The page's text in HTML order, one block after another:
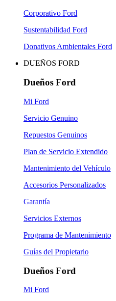
Corporativo Ford
Sustentabilidad Ford
Donativos Ambientales Ford
DUEÑOS FORD
Dueños Ford
Mi Ford
Servicio Genuino
Repuestos Genuinos
Plan de Servicio Extendido
Mantenimiento del Vehículo
Accesorios Personalizados
Garantía
Servicios Externos
Programa de Mantenimiento
Guías del Propietario
Dueños Ford
Mi Ford